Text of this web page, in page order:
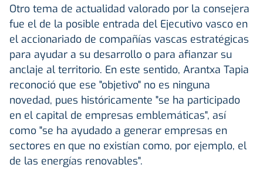
Otro tema de actualidad valorado por la consejera
fue el de la posible entrada del Ejecutivo vasco en
el accionariado de compañías vascas estratégicas
para ayudar a su desarrollo o para afianzar su
anclaje al territorio. En este sentido, Arantxa Tapia
reconoció que ese "objetivo" no es ninguna
novedad, pues históricamente "se ha participado
en el capital de empresas emblemáticas", así
como "se ha ayudado a generar empresas en
sectores en que no existían como, por ejemplo, el
de las energías renovables".